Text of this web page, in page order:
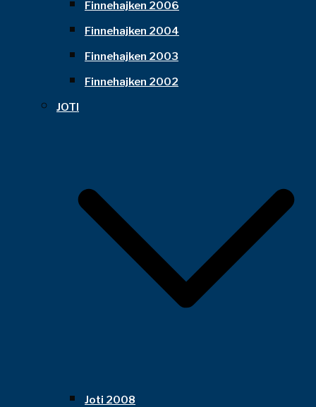
Finnehajken 2006
Finnehajken 2004
Finnehajken 2003
Finnehajken 2002
JOTI
Joti 2008